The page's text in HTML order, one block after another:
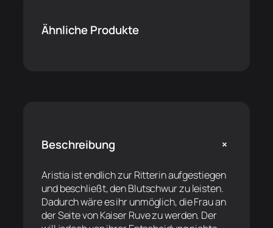
Ähnliche Produkte
Beschreibung +
Aristia ist endlich zur Ritterin aufgestiegen
und beschließt, den Blutschwur zu leisten.
Dadurch wäre es ihr unmöglich, die Frau an
der Seite von Kaiser Ruve zu werden. Der